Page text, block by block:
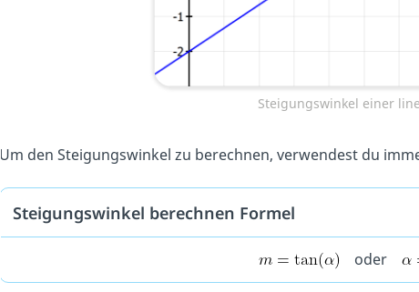
Steigungswinkel einer
Um den Steigungswinkel zu berechnen, verwendest du
Steigungswinkel berechnen Formel
oder